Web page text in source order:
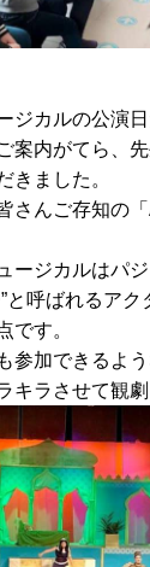
ジカルの公演
案内がてら、
きました。
さんご存知の
ージカルはパ
と呼ばれるア
です。
参加できるよ
キラさせて観劇